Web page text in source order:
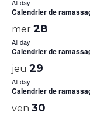
All day
Calendrier de
mer 28
All day
Calendrier de
jeu 29
All day
Calendrier de
ven 30